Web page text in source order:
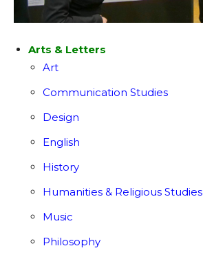
Arts & Letters
Art
Communication Studies
Design
English
History
Humanities & Religious Studies
Music
Philosophy